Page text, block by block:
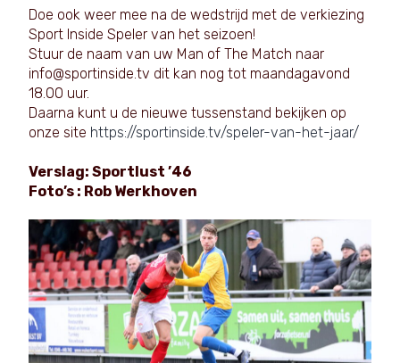
Doe ook weer mee na de wedstrijd met de verkiezing
Sport Inside Speler van het seizoen!
Stuur de naam van uw Man of The Match naar
info@sportinside.tv dit kan nog tot maandagavond
18.00 uur.
Daarna kunt u de nieuwe tussenstand bekijken op
onze site https://sportinside.tv/speler-van-het-jaar/
Verslag: Sportlust ’46
Foto’s : Rob Werkhoven